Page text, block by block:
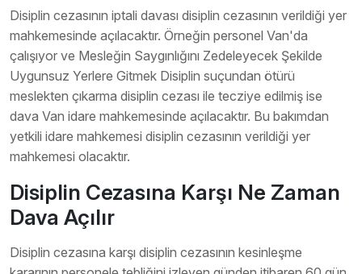
Disiplin cezasının iptali davası disiplin cezasının verildiği yer
mahkemesinde açılacaktır. Örneğin personel Van'da
çalışıyor ve Mesleğin Saygınlığını Zedeleyecek Şekilde
Uygunsuz Yerlere Gitmek Disiplin suçundan ötürü
meslekten çıkarma disiplin cezası ile tecziye edilmiş ise
dava Van idare mahkemesinde açılacaktır. Bu bakımdan
yetkili idare mahkemesi disiplin cezasının verildiği yer
mahkemesi olacaktır.
Disiplin Cezasına Karşı Ne Zaman
Dava Açılır
Disiplin cezasına karşı disiplin cezasının kesinleşme